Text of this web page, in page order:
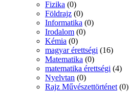
Fizika (0)
Földrajz (0)
Informatika (0)
Irodalom (0)
Kémia (0)
magyar érettségi (16)
Matematika (0)
matematika érettségi (4)
Nyelvtan (0)
Rajz Művészettörténet (0)